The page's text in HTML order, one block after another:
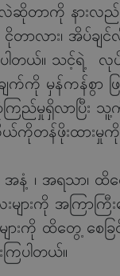
ာကို နားလည်ရ
ား၊ အိပ်ချင်လို့
ယ်။ သင့်ရဲ့ လုပ်ဆ
ကို မှန်ကန်စွာ
ည်မှုရှိလာပြီး
ဖိုးထားမှုကို တို
အနံ့ ၊ အရသာ
ျားကို အကြာကြီ
များကို ထိတွေ့ စ
ြပါတယ်။